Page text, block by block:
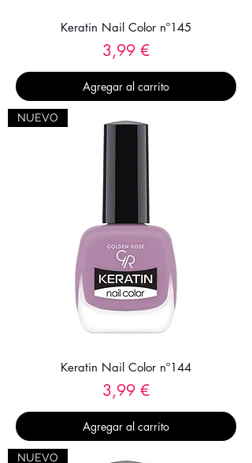
Keratin Nail Color nº145
Precio
3,99 €
Agregar al carrito
NUEVO
Keratin Nail Color nº144
Precio
3,99 €
Agregar al carrito
NUEVO